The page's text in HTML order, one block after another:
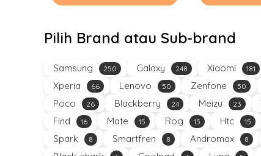
Pilih Brand atau Sub-brand
Samsung 250 Galaxy 248 Xiaomi 181
Xperia 66 Lenovo 50 Zenfone 50
Poco 26 Blackberry 24 Meizu 23
Find 16 Mate 15 Rog 15 Htc 15
Spark 8 Smartfren 8 Andromax 8